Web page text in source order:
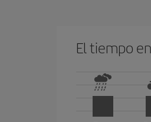
El tiempo